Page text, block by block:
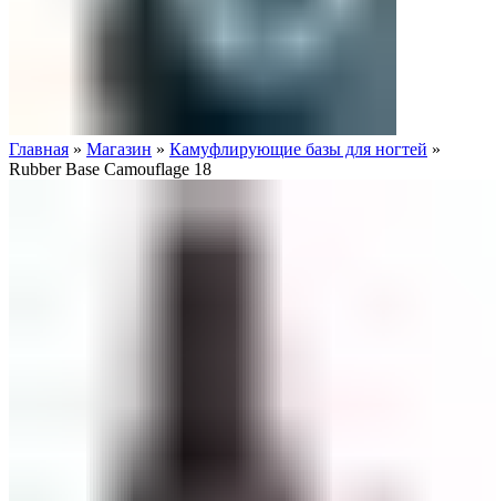
Главная » Магазин » Камуфлирующие базы для ногтей »
Rubber Base Camouflage 18